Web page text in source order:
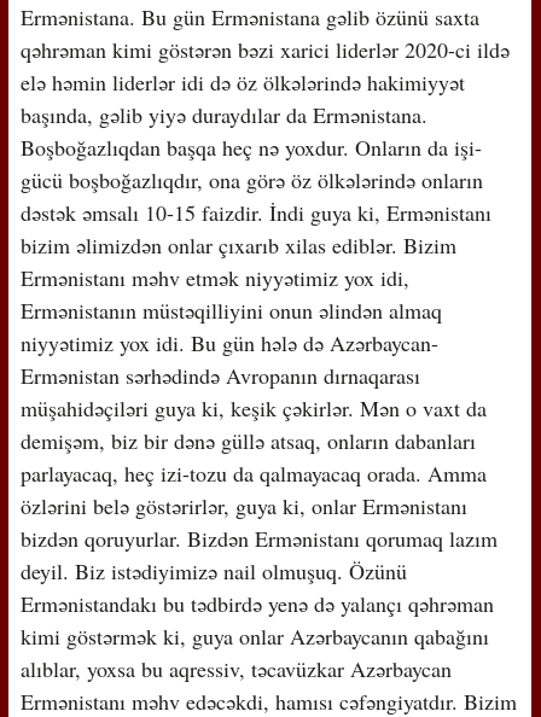
Ermənistana. Bu gün Ermənistana gəlib özünü saxta
qəhrəman kimi göstərən bəzi xarici liderlər 2020-ci ildə
elə həmin liderlər idi də öz ölkələrində hakimiyyət
başında, gəlib yiyə duraydılar da Ermənistana.
Boşboğazlıqdan başqa heç nə yoxdur. Onların da işi-
gücü boşboğazlıqdır, ona görə öz ölkələrində onların
dəstək əmsalı 10-15 faizdir. İndi guya ki, Ermənistanı
bizim əlimizdən onlar çıxarıb xilas ediblər. Bizim
Ermənistanı məhv etmək niyyətimiz yox idi,
Ermənistanın müstəqilliyini onun əlindən almaq
niyyətimiz yox idi. Bu gün hələ də Azərbaycan-
Ermənistan sərhədində Avropanın dırnaqarası
müşahidəçiləri guya ki, keşik çəkirlər. Mən o vaxt da
demişəm, biz bir dənə güllə atsaq, onların dabanları
parlayacaq, heç izi-tozu da qalmayacaq orada. Amma
özlərini belə göstərirlər, guya ki, onlar Ermənistanı
bizdən qoruyurlar. Bizdən Ermənistanı qorumaq lazım
deyil. Biz istədiyimizə nail olmuşuq. Özünü
Ermənistandakı bu tədbirdə yenə də yalançı qəhrəman
kimi göstərmək ki, guya onlar Azərbaycanın qabağını
alıblar, yoxsa bu aqressiv, təcavüzkar Azərbaycan
Ermənistanı məhv edəcəkdi, hamısı cəfəngiyatdır. Bizim